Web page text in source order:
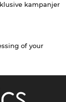
kampanjer
of your